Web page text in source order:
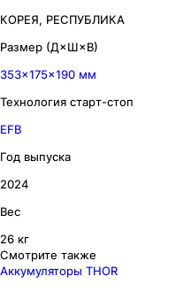
КОРЕЯ, РЕСПУБЛИКА
Размер (Д×Ш×В)
353×175×190 мм
Технология старт-стоп
EFB
Год выпуска
2024
Вес
26 кг
Смотрите также
Аккумуляторы THOR